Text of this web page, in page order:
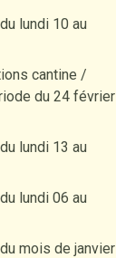
lundi 10 au
cantine /
du 24 février
lundi 13 au
lundi 06 au
du mois de janvier